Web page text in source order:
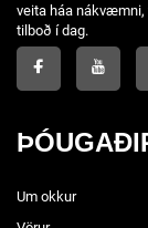
veita háa
tilboð í dag.
Um okkur